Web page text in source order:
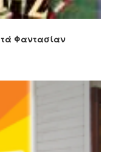
Φαντασίαν